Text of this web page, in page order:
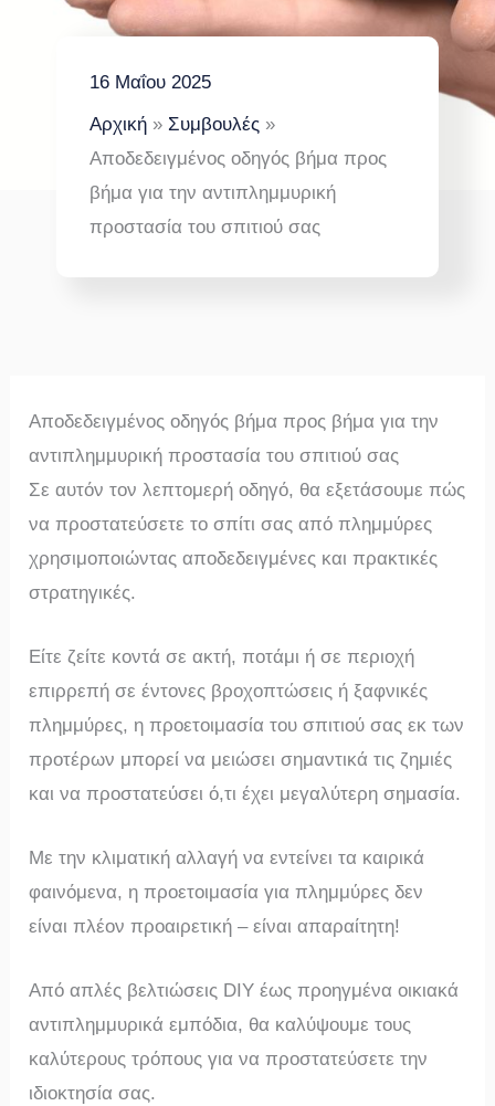
16 Μαΐου 2025
Αρχική
Συμβουλές
Αποδεδειγμένος οδηγός βήμα προς
βήμα για την αντιπλημμυρική
προστασία του σπιτιού σας
Αποδεδειγμένος οδηγός βήμα προς βήμα για την
αντιπλημμυρική προστασία του σπιτιού σας
Σε αυτόν τον λεπτομερή οδηγό, θα εξετάσουμε πώς
να προστατεύσετε το σπίτι σας από πλημμύρες
χρησιμοποιώντας αποδεδειγμένες και πρακτικές
στρατηγικές.
Είτε ζείτε κοντά σε ακτή, ποτάμι ή σε περιοχή
επιρρεπή σε έντονες βροχοπτώσεις ή ξαφνικές
πλημμύρες, η προετοιμασία του σπιτιού σας εκ των
προτέρων μπορεί να μειώσει σημαντικά τις ζημιές
και να προστατεύσει ό,τι έχει μεγαλύτερη σημασία.
Με την κλιματική αλλαγή να εντείνει τα καιρικά
φαινόμενα, η προετοιμασία για πλημμύρες δεν
είναι πλέον προαιρετική – είναι απαραίτητη!
Από απλές βελτιώσεις DIY έως προηγμένα οικιακά
αντιπλημμυρικά εμπόδια, θα καλύψουμε τους
καλύτερους τρόπους για να προστατεύσετε την
ιδιοκτησία σας.